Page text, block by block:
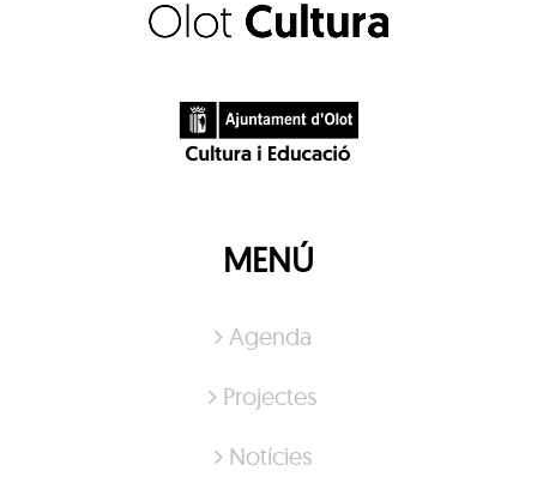
MENÚ
Agenda
Projectes
Notícies